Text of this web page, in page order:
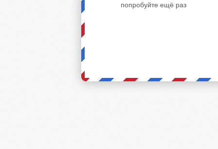
попробуйте ещё раз